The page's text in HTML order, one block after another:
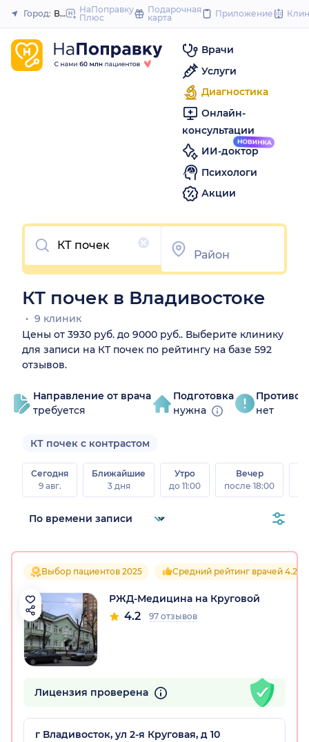
to
Закрыть
Город: Владивосток
НаПоправку
Плюс
Подарочная
карта
Приложение
Врачи
Услуги
Диагностика
Онлайн-
консультации
ИИ-доктор
Психологи
Акции
Очистить
КТ почек в Владивостоке
9 клиник
Цены от 3930 руб. до 9000 руб.. Выберите клинику
для записи на КТ почек по рейтингу на базе 592
отзывов.
Направление от врача
требуется
Подготовка
нужна
нет
КТ почек с контрастом
Сегодня
9 авг.
Ближайшие
3 дня
Утро
до 11:00
Вечер
после 18:00
Выбор пациентов 2025 Средний рейтинг врачей 4.2
РЖД-Медицина на Круговой
4.2 97 отзывов
Лицензия проверена
г Владивосток, ул 2-я Круговая, д 10